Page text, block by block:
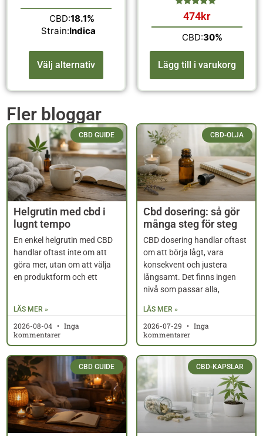
CBD:18.1%
Strain:Indica
Välj alternativ
av 5
474kr
CBD:30%
Lägg till i varukorg
Fler bloggar
CBD GUIDE
Helgrutin med cbd i
lugnt tempo
En enkel helgrutin med CBD
handlar oftast inte om att
göra mer, utan om att välja
en produktform och ett
LÄS MER »
2026-08-04
Inga
kommentarer
CBD-OLJA
Cbd dosering: så gör
många steg för steg
CBD dosering handlar oftast
om att börja lågt, vara
konsekvent och justera
långsamt. Det finns ingen
nivå som passar alla,
LÄS MER »
2026-07-29
Inga
kommentarer
CBD GUIDE CBD-KAPSLAR